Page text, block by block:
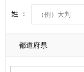
姓 ：
都道府県